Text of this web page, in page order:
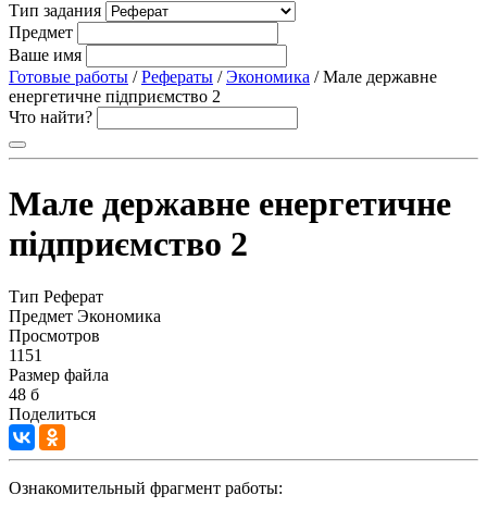
Тип задания
Предмет
Ваше имя
Готовые работы /Рефераты /Экономика / Мале державне
енергетичне підприємство 2
Что найти?
Мале державне енергетичне
підприємство 2
Тип Реферат
Предмет Экономика
Просмотров
1151
Размер файла
48 б
Поделиться
Ознакомительный фрагмент работы: